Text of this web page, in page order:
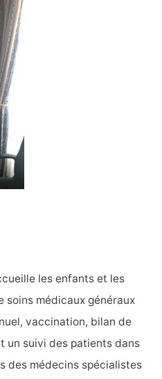
les enfants et les
soins médicaux généraux
vaccination, bilan de
un suivi des patients dans
des médecins spécialistes